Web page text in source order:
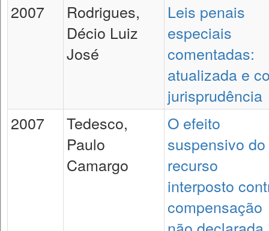
2007
Rodrigues,
Décio Luiz
José
Leis penais
especiais
comentadas:
atualizada e
jurisprudência
2007
Tedesco,
Paulo
Camargo
O efeito
suspensivo do
recurso
interposto
compensação